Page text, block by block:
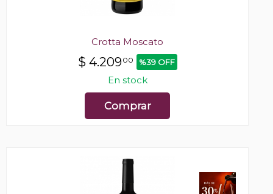
Crotta Moscato
$ 4.20900 %39 OFF
En stock
Comprar